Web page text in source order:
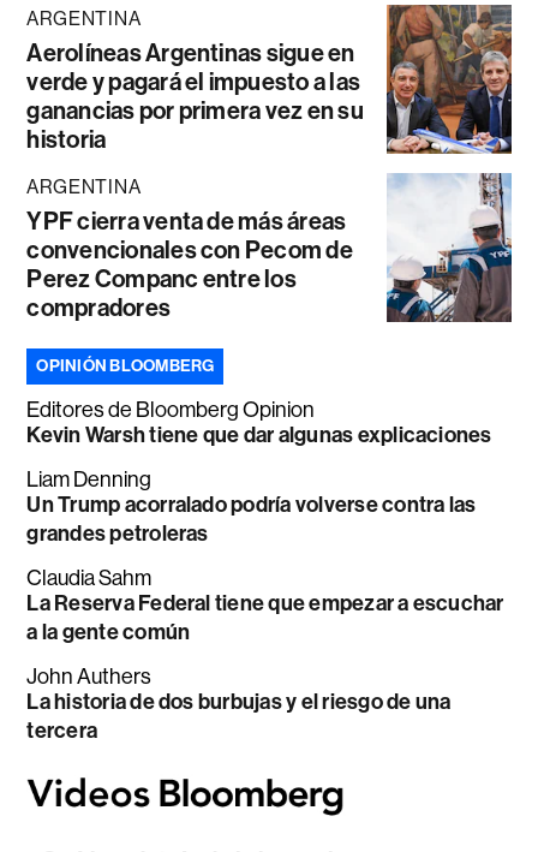
ARGENTINA
Aerolíneas Argentinas sigue en
verde y pagará el impuesto a las
ganancias por primera vez en su
historia
ARGENTINA
YPF cierra venta de más áreas
convencionales con Pecom de
Perez Companc entre los
compradores
OPINIÓN BLOOMBERG
Editores de Bloomberg Opinion
Kevin Warsh tiene que dar algunas explicaciones
Liam Denning
Un Trump acorralado podría volverse contra las
grandes petroleras
Claudia Sahm
La Reserva Federal tiene que empezar a escuchar
a la gente común
John Authers
La historia de dos burbujas y el riesgo de una
tercera